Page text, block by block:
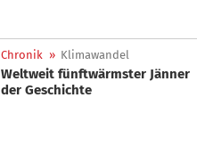
Chronik » Klimawandel
Weltweit fünftwärmster Jänner
der Geschichte